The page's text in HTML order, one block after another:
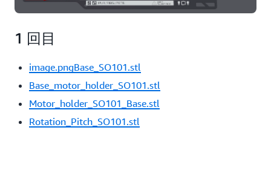
1 回目
image.pngBase_SO101.stl
Base_motor_holder_SO101.stl
Motor_holder_SO101_Base.stl
Rotation_Pitch_SO101.stl